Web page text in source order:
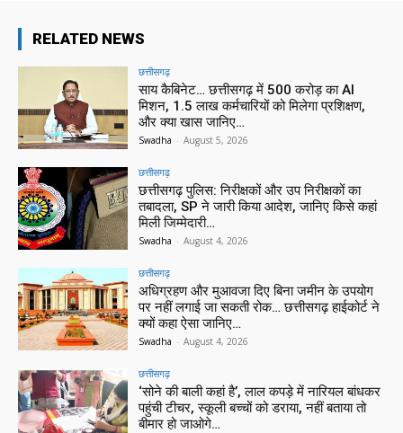
RELATED NEWS
छत्तीसगढ़
साय कैबिनेट… छत्तीसगढ़ में 500 करोड़ का AI
मिशन, 1.5 लाख कर्मचारियों को मिलेगा प्रशिक्षण,
और क्या खास जानिए…
Swadha - August 5, 2026
छत्तीसगढ़
छत्तीसगढ़ पुलिस: निरीक्षकों और उप निरीक्षकों का
तबादला, SP ने जारी किया आदेश, जानिए किसे कहां
मिली जिम्मेदारी…
Swadha - August 4, 2026
छत्तीसगढ़
अधिग्रहण और मुआवजा दिए बिना जमीन के उपयोग
पर नहीं लगाई जा सकती रोक… छत्तीसगढ़ हाईकोर्ट ने
क्यों कहा ऐसा जानिए…
Swadha - August 4, 2026
छत्तीसगढ़
‘सोने की बाली कहां है’, लाल कपड़े में नारियल बांधकर
पहुंची टीचर, स्कूली बच्चों को डराया, नहीं बताया तो
बीमार हो जाओगे…